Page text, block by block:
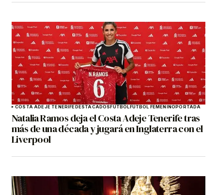
COSTA ADEJE TENERIFEDESTACADOSFÚTBOLFÚTBOL FEMENINOPORTADA
Natalia Ramos deja el Costa Adeje Tenerife tras
más de una década y jugará en Inglaterra con el
Liverpool